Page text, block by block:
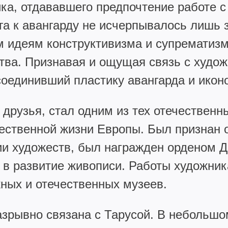
отдававшего предпочтение
авангарду не исчерпывалось лишь
конструктивизма и
Признавая и ощущая связь с
пластику авангарда и
стал одним из тех
жизни Европы. Был признан
художеств, был награжден орденом
живописи. Работы
и отечественных музеев.
связана с Тарусой. В